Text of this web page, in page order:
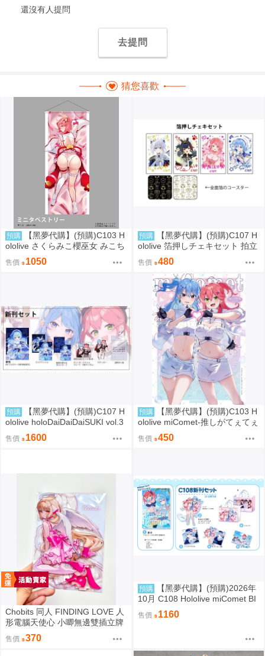
還沒有人提問
去提問
猜您喜歡
預購
【黑夢代購】(預購)C103 H
ololive さくらみこ櫻巫女 みこち
ミニタペストリー(大) 掛軸 社團
名:空色姉妹 繪師:綾香
售價 1050
預購
【黑夢代購】(預購)C107 H
ololive 箔押しチェキセット 拍立
得風卡片套組 社團名:空色姉妹
繪師:綾香
售價 480
預購
【黑夢代購】(預購)C107 H
ololive holoDaiDaiDaiSUKI vol.3
套組 社團名:空色姉妹 繪師:綾香
售價 1600
預購
【黑夢代購】(預購)C103 H
ololive miComet-推しがてぇてぇ
partⅡ- 社團名:空色姉妹 繪師:綾
香
售價 450
Chobits 同人 FINDING LOVE 人
形電腦天使心 小唧無邊雙插立牌
繪師：Bee Bee
售價 370
預購
【黑夢代購】(預購)2026年
10月 C108 Hololive miComet BI
Gジオラマ 壓克力立牌 社團名:空
色姉妹 繪師:綾香
售價 1160